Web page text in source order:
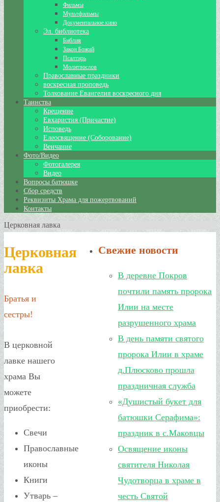
Фильмы
Мультфильмы
Документальное кино
Эл. библиотека
Библия
Закон Божий
Псалтирь
Молитвослов
Православные праздники
воскресная проповедь
Толкование Евангелия воскресного дня
Таинства
Крещение
Евхаристия (Причастие)
Исповедь
Елеосвящение (Соборование)
Венчание
Фото/Видео
Фотогалерея
Видео
Вопросы батюшке
Сбор средств
Реквизиты Храма для пожертвований
Контакты
Церковная лавка
Церковная
лавка
Братья и
сестры!
В церковной
лавке нашего
храма Вы
можете
приобрести:
Свечи
Православные
иконы
Книги
Утварь –
Свежие новости
В деревне Покров
почтили память пророка
Илии на месте
разрушенного храма
В день памяти святого
пророка Илии в храме
д.Плюсково прошла
праздничная служба
«Душистый букет для
батюшки Серафима»:
праздник в с.Маковцы
Освящение иконы
святителя Николая
Чудотворца в храме в
честь Святой